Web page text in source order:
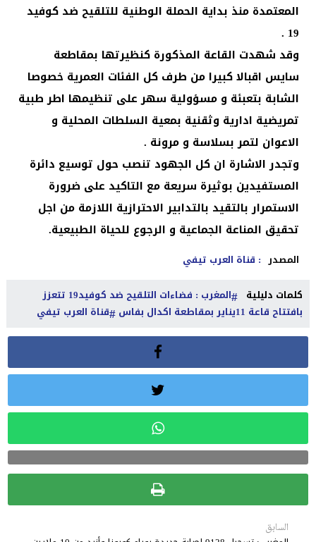
المعتمدة منذ بداية الحملة الوطنية للتلقيح ضد كوفيد
19 .
وقد شهدت القاعة المذكورة كنظيرتها بمقاطعة
سايس اقبالا كبيرا من طرف كل الفئات العمرية خصوصا
الشابة بتعبئة و مسؤولية سهر على تنظيمها اطر طبية
تمريضية ادارية وثقنية بمعية السلطات المحلية و
الاعوان لتمر بسلاسة و مرونة .
وتجدر الاشارة ان كل الجهود تنصب حول توسيع دائرة
المستفيدين بوثيرة سريعة مع التاكيد على ضرورة
الاستمرار بالتقيد بالتدابير الاحترازية اللازمة من اجل
تحقيق المناعة الجماعية و الرجوع للحياة الطبيعية.
المصدر : قناة العرب تيفي
كلمات دليلية
المغرب : فضاءات التلقيح ضد كوفيد19 تتعزز
بافتتاح قاعة 11يناير بمقاطعة اكدال بفاس
قناة العرب تيفي
السابق